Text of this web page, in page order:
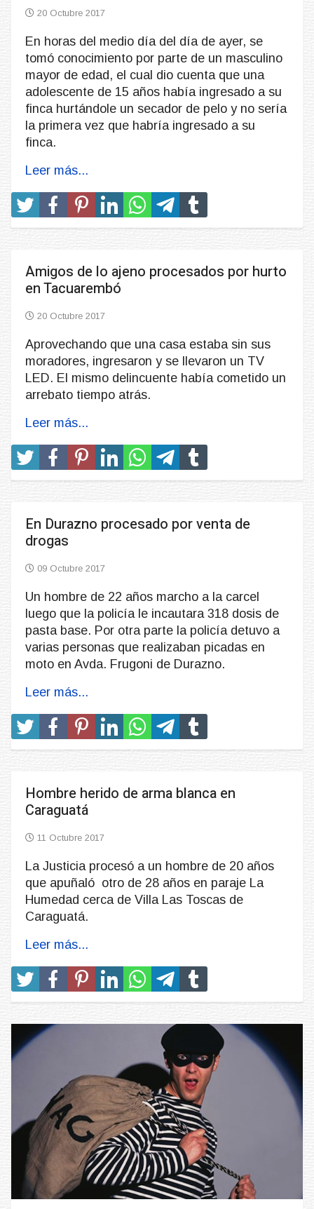
20 Octubre 2017
En horas del medio día del día de ayer, se
tomó conocimiento por parte de un masculino
mayor de edad, el cual dio cuenta que una
adolescente de 15 años había ingresado a su
finca hurtándole un secador de pelo y no sería
la primera vez que habría ingresado a su
finca.
Leer más...
Amigos de lo ajeno procesados por hurto
en Tacuarembó
20 Octubre 2017
Aprovechando que una casa estaba sin sus
moradores, ingresaron y se llevaron un TV
LED. El mismo delincuente había cometido un
arrebato tiempo atrás.
Leer más...
En Durazno procesado por venta de
drogas
09 Octubre 2017
Un hombre de 22 años marcho a la carcel
luego que la policía le incautara 318 dosis de
pasta base. Por otra parte la policía detuvo a
varias personas que realizaban picadas en
moto en Avda. Frugoni de Durazno.
Leer más...
Hombre herido de arma blanca en
Caraguatá
11 Octubre 2017
La Justicia procesó a un hombre de 20 años
que apuñaló otro de 28 años en paraje La
Humedad cerca de Villa Las Toscas de
Caraguatá.
Leer más...